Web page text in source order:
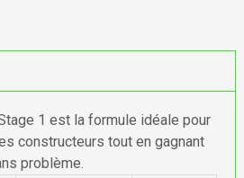
1 est la formule idéale pour
constructeurs tout en gagnant
problème.